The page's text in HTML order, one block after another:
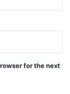
for the next